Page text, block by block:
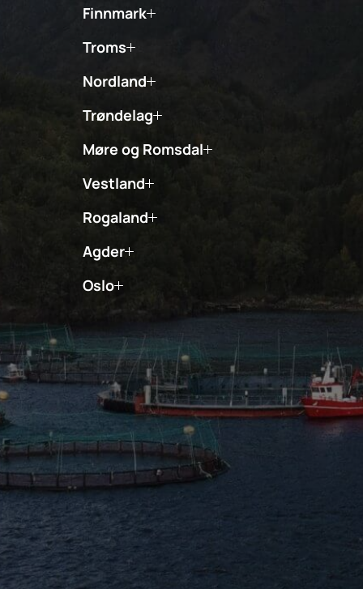
Finnmark
Troms
Nordland
Trøndelag
Møre og Romsdal
Vestland
Rogaland
Agder
Oslo